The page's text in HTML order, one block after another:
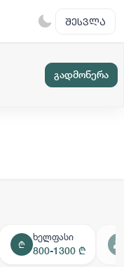
ᲨᲔᲡᲕᲚᲐ
გადმოწერა
₾
ხელფასი
800-1300 ₾